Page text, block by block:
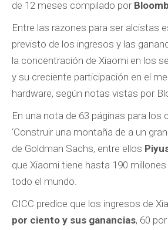
de 12 meses compilado por
Entre las razones para ser alcistas
previsto de los ingresos y las
la concentración de Xiaomi en los
y su creciente participación en el
hardware, según notas vistas por
En una nota de 63 páginas para los
‘Construir una montaña de a un
de Goldman Sachs, entre ellos
que Xiaomi tiene hasta 190
todo el mundo.
CICC predice que los ingresos de
por ciento y sus ganancias, 60